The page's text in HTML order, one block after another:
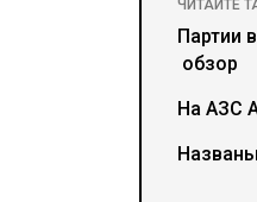
ЧИТАЙТЕ
Партии
обзор
На АЗС